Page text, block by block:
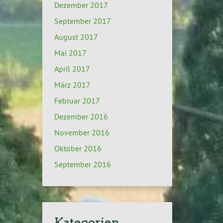
Dezember 2017
September 2017
August 2017
Mai 2017
April 2017
März 2017
Februar 2017
Dezember 2016
November 2016
Oktober 2016
September 2016